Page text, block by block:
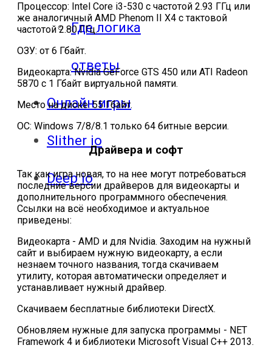
Где логика
ответы
Онлайн игры
Slither io
Deep io
Процессор: Intel Core i3-530 с частотой 2.93 ГГц или
же аналогичный AMD Phenom II X4 с тактовой
частотой 2.80 ГГц.
ОЗУ: от 6 Гбайт.
Видеокарта: Nvidia GeForce GTS 450 или ATI Radeon
5870 с 1 Гбайт виртуальной памяти.
Место на диске: 55 Гбайт.
ОС: Windows 7/8/8.1 только 64 битные версии.
Драйвера и софт
Так как игра новая, то на нее могут потребоваться
последние версии драйверов для видеокарты и
дополнительного программного обеспечения.
Ссылки на всё необходимое и актуальное
приведены:
Видеокарта - AMD и для Nvidia. Заходим на нужный
сайт и выбираем нужную видеокарту, а если
незнаем точного названия, тогда скачиваем
утилиту, которая автоматически определяет и
устанавливает нужный драйвер.
Скачиваем бесплатные библиотеки DirectX.
Обновляем нужные для запуска программы - NET
Framework 4 и библиотеки Microsoft Visual C++ 2013.